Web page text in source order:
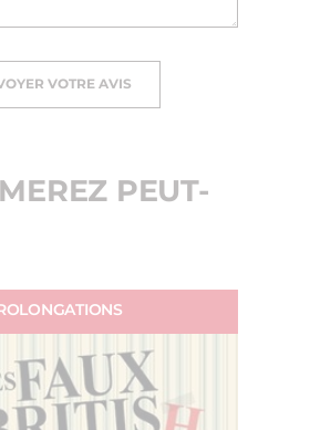
VOTRE AVIS
PEUT-